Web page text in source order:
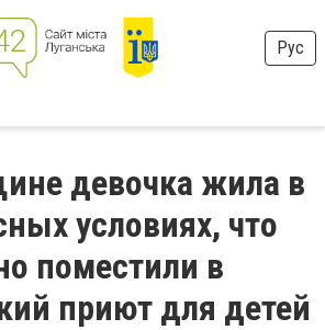
Рус
девочка жила в
условиях, что
поместили в
приют для детей